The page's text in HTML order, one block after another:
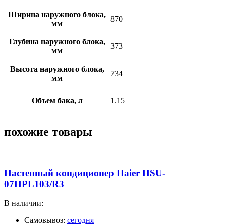
Ширина наружного блока,
мм
870
Глубина наружного блока,
мм
373
Высота наружного блока,
мм
734
Объем бака, л 1.15
похожие товары
Настенный кондиционер Haier HSU-
07HPL103/R3
В наличии:
Самовывоз: сегодня